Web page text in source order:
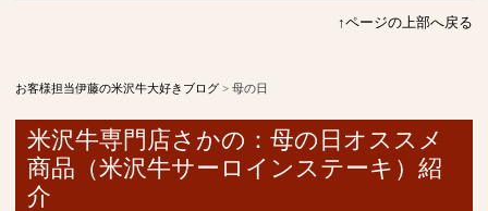
↑ページの上部へ戻る
お客様担当伊藤の米沢牛大好きブログ > 母の日
米沢牛専門店さかの：母の日オススメ
商品（米沢牛サーロインステーキ）紹
介